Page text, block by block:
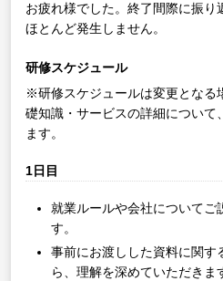
お疲れ様でした。終了間際に振り
ほとんど発生しません。
研修スケジュール
※研修スケジュールは変更となる
礎知識・サービスの詳細について
ます。
1日目
就業ルールや会社についてご
す。
事前にお渡しした資料に関す
ら、理解を深めていただきま